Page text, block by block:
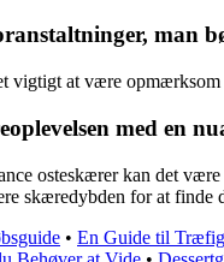
man
vigtigt at være
med en
osteskærer kan det
skæredybden for at finde
• En Guide til